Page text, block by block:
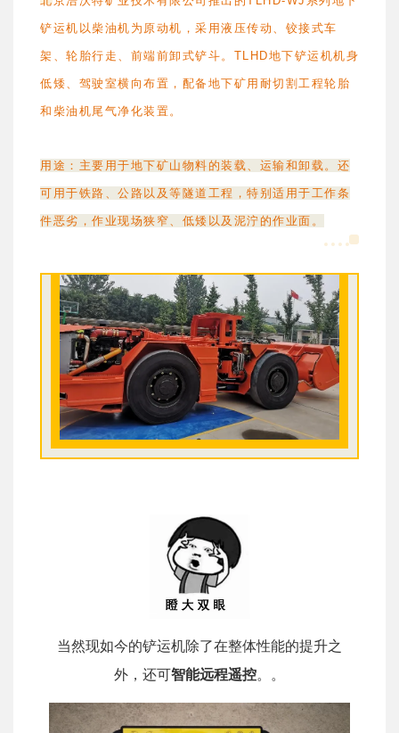
铲运机以柴油机为原动机，采用液压传动、铰接式车
架、轮胎行走、前端前卸式铲斗。TLHD地下铲运机机身
低矮、驾驶室横向布置，配备地下矿用耐切割工程轮胎
和柴油机尾气净化装置。
用途：主要用于地下矿山物料的装载、运输和卸载。还
可用于铁路、公路以及等隧道工程，特别适用于工作条
件恶劣，作业现场狭窄、低矮以及泥泞的作业面。
当然现如今的铲运机除了在整体性能的提升之
外，还可智能远程遥控。。